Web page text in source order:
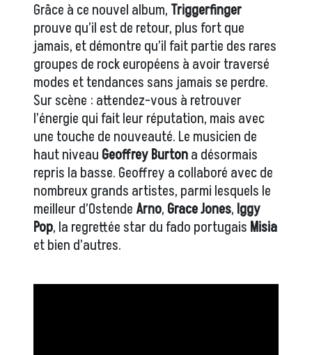
Grâce à ce nouvel album, Triggerfinger
prouve qu’il est de retour, plus fort que
jamais, et démontre qu’il fait partie des rares
groupes de rock européens à avoir traversé
modes et tendances sans jamais se perdre.
Sur scène : attendez-vous à retrouver
l’énergie qui fait leur réputation, mais avec
une touche de nouveauté. Le musicien de
haut niveau Geoffrey Burtona désormais
repris la basse. Geoffrey a collaboré avec de
nombreux grands artistes, parmi lesquels le
meilleur d’Ostende Arno, Grace Jones, Iggy
Pop, la regrettée star du fado portugais Misia
et bien d’autres.